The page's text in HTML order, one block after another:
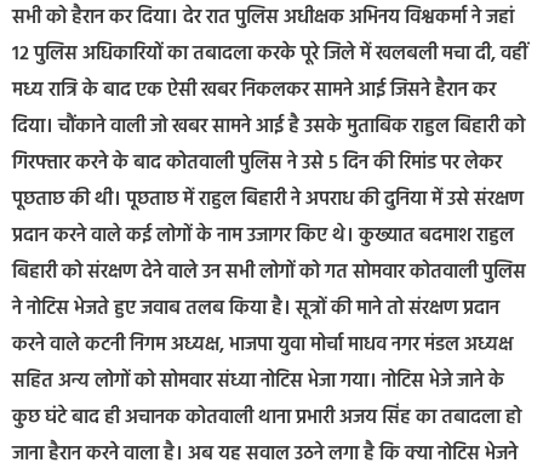
सभी को हैरान कर दिया। देर रात पुलिस अधीक्षक अभिनय विश्वकर्मा ने जहां
12 पुलिस अधिकारियों का तबादला करके पूरे जिले में खलबली मचा दी, वहीं
मध्य रात्रि के बाद एक ऐसी खबर निकलकर सामने आई जिसने हैरान कर
दिया। चौंकाने वाली जो खबर सामने आई है उसके मुताबिक राहुल बिहारी को
गिरफ्तार करने के बाद कोतवाली पुलिस ने उसे 5 दिन की रिमांड पर लेकर
पूछताछ की थी। पूछताछ में राहुल बिहारी ने अपराध की दुनिया में उसे संरक्षण
प्रदान करने वाले कई लोगों के नाम उजागर किए थे। कुख्यात बदमाश राहुल
बिहारी को संरक्षण देने वाले उन सभी लोगों को गत सोमवार कोतवाली पुलिस
ने नोटिस भेजते हुए जवाब तलब किया है। सूत्रों की माने तो संरक्षण प्रदान
करने वाले कटनी निगम अध्यक्ष, भाजपा युवा मोर्चा माधव नगर मंडल अध्यक्ष
सहित अन्य लोगों को सोमवार संध्या नोटिस भेजा गया। नोटिस भेजे जाने के
कुछ घंटे बाद ही अचानक कोतवाली थाना प्रभारी अजय सिंह का तबादला हो
जाना हैरान करने वाला है। अब यह सवाल उठने लगा है कि क्या नोटिस भेजने